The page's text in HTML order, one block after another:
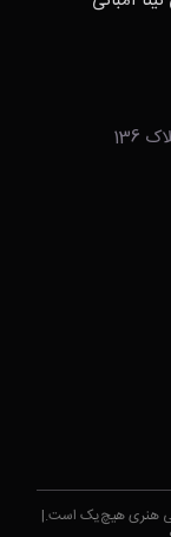
هنری هیچ‌یک است.|